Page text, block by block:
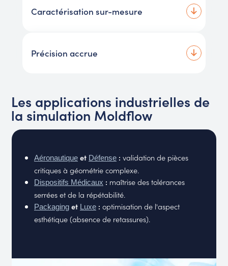
Caractérisation sur-mesure
Précision accrue
Les applications industrielles de
la simulation Moldflow
Aéronautique et Défense : validation de pièces
critiques à géométrie complexe.
Dispositifs Médicaux : maîtrise des tolérances
serrées et de la répétabilité.
Packaging et Luxe : optimisation de l'aspect
esthétique (absence de retassures).